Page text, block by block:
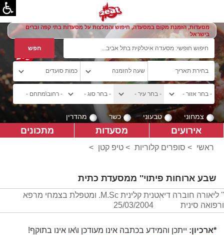
מסעדות, הזמנת מקום במסעדה, חיפוש והמלצות על מסעדות בתי קפה וברים
בישראל
צמחוני טבעוני כשר מהדרין
אירועים מסעדות מתכונים
ראשי > סופרים קלוריות > טיפ קטן >
שבע ארוחות פיתוי'' ממסעדת כתית
'' ליאורה חוברה דיאטנית קלינית M.Sc. ומטפלת בצמחי מרפא
ורפואה סינית
25/03/2004
*ארכיון: ייתכן והמידע בכתבה אינו מעודכן ו\או אינו בתוקף!